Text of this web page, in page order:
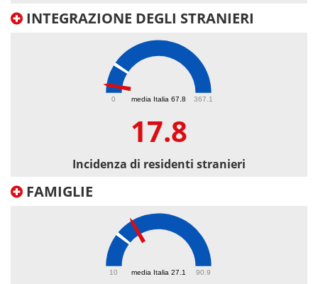
INTEGRAZIONE DEGLI STRANIERI
media Italia 67.8
0 367.1
17.8
Incidenza di residenti stranieri
FAMIGLIE
media Italia 27.1
10 90.9